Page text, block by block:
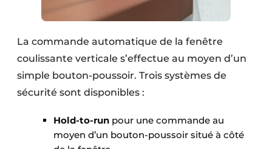
La commande automatique de la fenêtre
coulissante verticale s’effectue au moyen d’un
simple bouton-poussoir. Trois systèmes de
sécurité sont disponibles :
Hold-to-run pour une commande au
moyen d’un bouton-poussoir situé à côté